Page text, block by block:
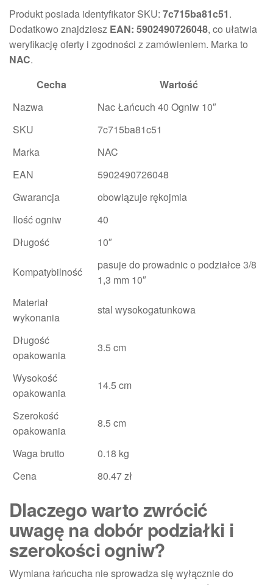
Produkt posiada identyfikator SKU: 7c715ba81c51.
Dodatkowo znajdziesz EAN: 5902490726048, co ułatwia
weryfikację oferty i zgodności z zamówieniem. Marka to
NAC.
Cecha
Wartość
Nazwa
Nac Łańcuch 40 Ogniw 10″
SKU
7c715ba81c51
Marka
NAC
EAN
5902490726048
Gwarancja
obowiązuje rękojmia
Ilość ogniw
40
Długość
10″
Kompatybilność
pasuje do prowadnic o podziałce 3/8
1,3 mm 10″
Materiał
wykonania
stal wysokogatunkowa
Długość
opakowania
3.5 cm
Wysokość
opakowania
14.5 cm
Szerokość
opakowania
8.5 cm
Waga brutto
0.18 kg
Cena
80.47 zł
Dlaczego warto zwrócić
uwagę na dobór podziałki i
szerokości ogniw?
Wymiana łańcucha nie sprowadza się wyłącznie do